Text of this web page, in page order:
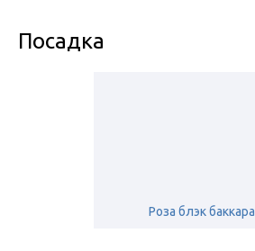
Посадка
Роза блэк баккара